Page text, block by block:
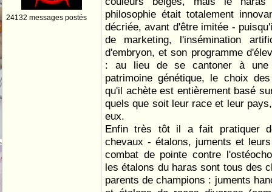
24132 messages postés
philosophie était totalement
décriée, avant d'être imitée -
de marketing, l'insémination
d'embryon, et son programme
: au lieu de se cantoner à
patrimoine génétique, le choix
qu'il achète est entièrement basé
quels que soit leur race et leur
eux.
Enfin très tôt il a fait pratiquer
chevaux - étalons, juments et
combat de pointe contre
les étalons du haras sont tous des
parents de champions : juments